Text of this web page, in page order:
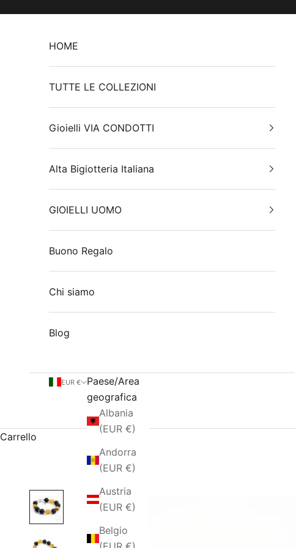
HOME
TUTTE LE COLLEZIONI
Gioielli VIA CONDOTTI
Alta Bigiotteria Italiana
GIOIELLI UOMO
Buono Regalo
Chi siamo
Blog
EUR €
Paese/Area
geografica
Albania
(EUR €)
Andorra
(EUR €)
Austria
(EUR €)
Belgio
Carrello